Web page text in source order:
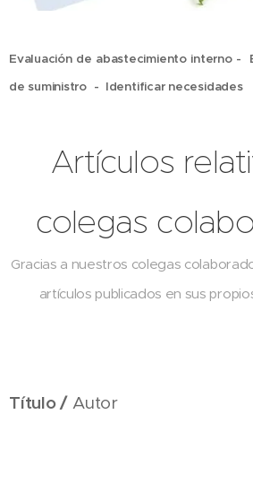
Evaluación de abastecimiento interno -
de suministro - Identificar necesidades
Artículos
colegas
Gracias a nuestros colegas
artículos publicados en sus
Título /Autor